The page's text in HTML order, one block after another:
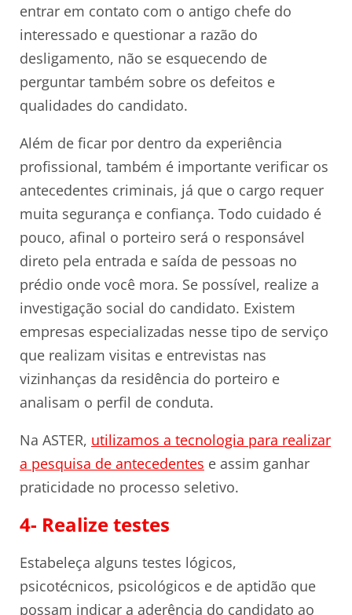
entrar em contato com o antigo chefe do
interessado e questionar a razão do
desligamento, não se esquecendo de
perguntar também sobre os defeitos e
qualidades do candidato.
Além de ficar por dentro da experiência
profissional, também é importante verificar os
antecedentes criminais, já que o cargo requer
muita segurança e confiança. Todo cuidado é
pouco, afinal o porteiro será o responsável
direto pela entrada e saída de pessoas no
prédio onde você mora. Se possível, realize a
investigação social do candidato. Existem
empresas especializadas nesse tipo de serviço
que realizam visitas e entrevistas nas
vizinhanças da residência do porteiro e
analisam o perfil de conduta.
Na ASTER, utilizamos a tecnologia para realizar
a pesquisa de antecedentes e assim ganhar
praticidade no processo seletivo.
4- Realize testes
Estabeleça alguns testes lógicos,
psicotécnicos, psicológicos e de aptidão que
possam indicar a aderência do candidato ao